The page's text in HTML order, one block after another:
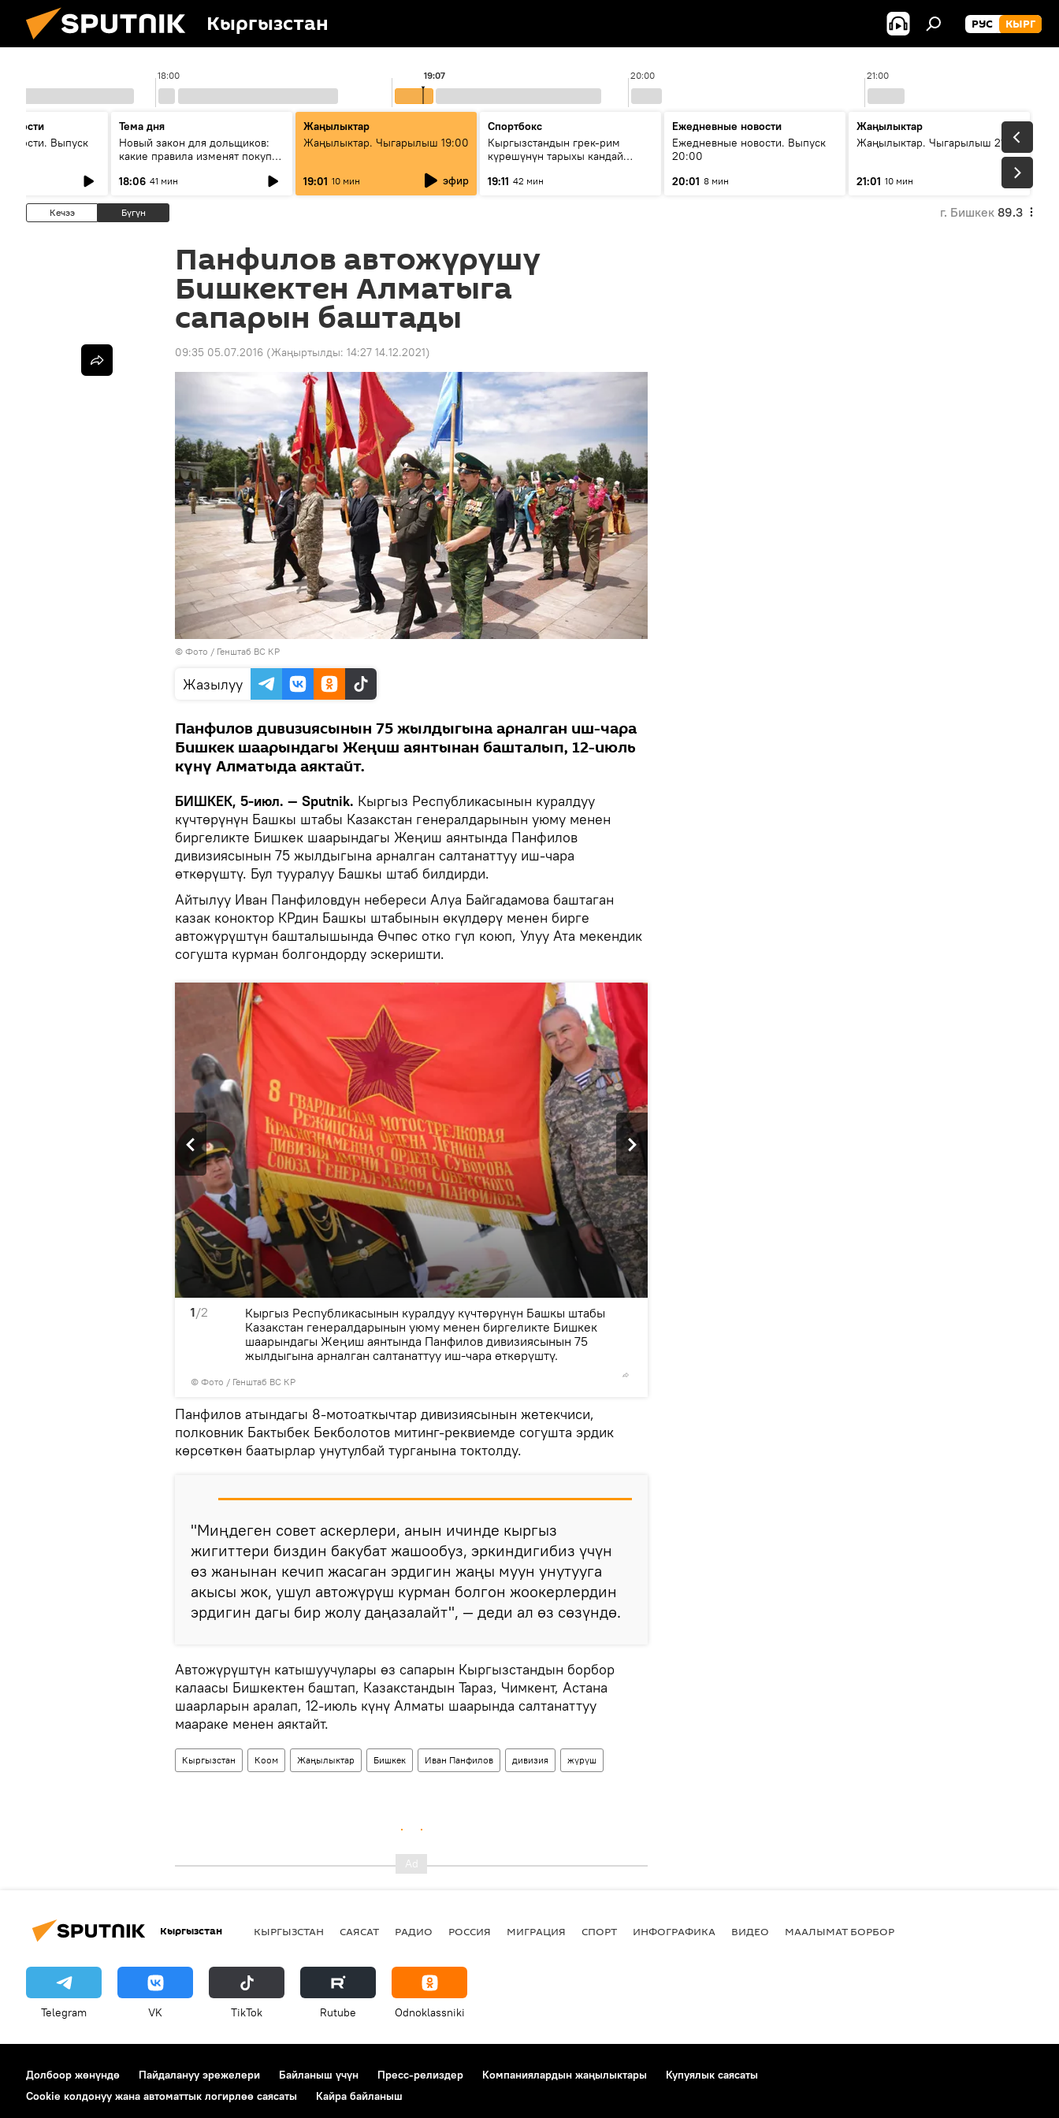
Кыргызстан РУС КЫРГ
18:00 20:00 21:00
19:07
Выпуск
Тема дня
Новый закон для дольщиков:
какие правила изменят покупку
18:06 41 мин
Жаңылыктар
Жаңылыктар. Чыгарылыш 19:00
19:01 10 мин эфир
Спортбокс
Кыргызстандын грек-рим
күрөшүнүн тарыхы кандай
19:11 42 мин
Ежедневные новости
Ежедневные новости. Выпуск
20:00
20:01 8 мин
Жаңылыктар
Жаңылыктар. Чыгарылыш 21:00
21:01 10 мин
Кечээ Бүгүн г. Бишкек 89.3
Панфилов автожүрүшү
Бишкектен Алматыга
сапарын баштады
09:35 05.07.2016 (Жаңыртылды: 14:27 14.12.2021)
© Фото / Генштаб ВС КР
Жазылуу
Панфилов дивизиясынын 75 жылдыгына арналган иш-чара
Бишкек шаарындагы Жеңиш аянтынан башталып, 12-июль
күнү Алматыда аяктайт.
БИШКЕК, 5-июл. — Sputnik. Кыргыз Республикасынын куралдуу
күчтөрүнүн Башкы штабы Казакстан генералдарынын уюму менен
биргеликте Бишкек шаарындагы Жеңиш аянтында Панфилов
дивизиясынын 75 жылдыгына арналган салтанаттуу иш-чара
өткөрүштү. Бул тууралуу Башкы штаб билдирди.
Айтылуу Иван Панфиловдун небереси Алуа Байгадамова баштаган
казак коноктор КРдин Башкы штабынын өкүлдөрү менен бирге
автожүрүштүн башталышында Өчпөс отко гүл коюп, Улуу Ата мекендик
согушта курман болгондорду эскеришти.
1/2
© Фото / Генштаб ВС КР
Кыргыз Республикасынын куралдуу күчтөрүнүн Башкы штабы
Казакстан генералдарынын уюму менен биргеликте Бишкек
шаарындагы Жеңиш аянтында Панфилов дивизиясынын 75
жылдыгына арналган салтанаттуу иш-чара өткөрүштү.
Панфилов атындагы 8-мотоаткычтар дивизиясынын жетекчиси,
полковник Бактыбек Бекболотов митинг-реквиемде согушта эрдик
көрсөткөн баатырлар унутулбай турганына токтолду.
"Миңдеген совет аскерлери, анын ичинде кыргыз
жигиттери биздин бакубат жашообуз, эркиндигибиз үчүн
өз жанынан кечип жасаган эрдигин жаңы муун унутууга
акысы жок, ушул автожүрүш курман болгон жоокерлердин
эрдигин дагы бир жолу даңазалайт", — деди ал өз сөзүндө.
Автожүрүштүн катышуучулары өз сапарын Кыргызстандын борбор
калаасы Бишкектен баштап, Казакстандын Тараз, Чимкент, Астана
шаарларын аралап, 12-июль күнү Алматы шаарында салтанаттуу
маараке менен аяктайт.
Кыргызстан Коом Жаңылыктар Бишкек Иван Панфилов дивизия жүрүш
Кыргызстан КЫРГЫЗСТАН САЯСАТ РАДИО РОССИЯ МИГРАЦИЯ СПОРТ ИНФОГРАФИКА ВИДЕО МААЛЫМАТ БОРБОР
Telegram VK ТikТоk Rutube Odnoklassniki
Долбоор жөнүндө Пайдалануу эрежелери Байланыш үчүн Пресс-релиздер Компаниялардын жаңылыктары
Купуялык саясаты
Cookie колдонуу жана автоматтык логирлөө саясаты
Кайра байланыш